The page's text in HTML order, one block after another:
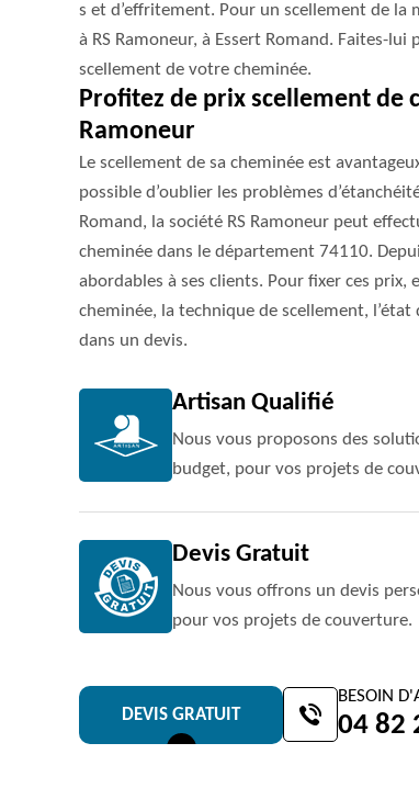
s et d’effritement. Pour un scellement de la
à RS Ramoneur, à Essert Romand. Faites-
scellement de votre cheminée.
Profitez de prix scellement de
Ramoneur
Le scellement de sa cheminée est
possible d’oublier les problèmes
Romand, la société RS Ramoneur peut
cheminée dans le département 74110.
abordables à ses clients. Pour fixer ces
cheminée, la technique de scellement,
dans un devis.
Artisan Qualifié
Nous vous proposons des
budget, pour vos projets de
Devis Gratuit
Nous vous offrons un devis
pour vos projets de couverture.
DEVIS GRATUIT
BESOIN
04 82